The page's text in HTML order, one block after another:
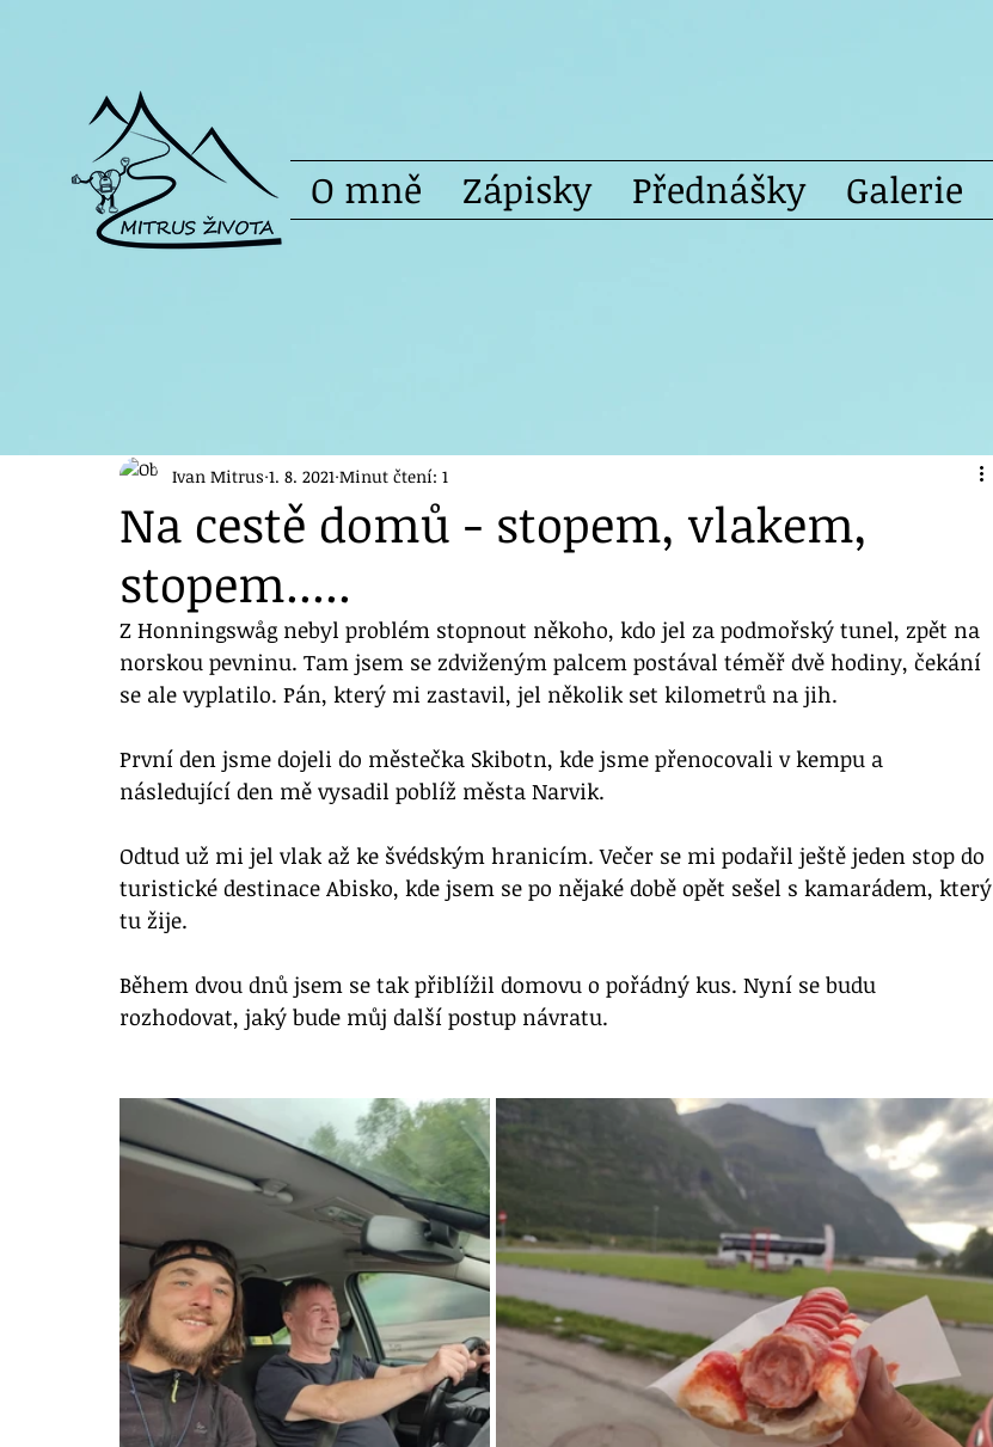
O mně Zápisky Přednášky Galerie
Na cestě domů - stopem, vlakem,
stopem.....
Ivan Mitrus 1. 8. 2021 Minut čtení: 1
Z Honningswåg nebyl problém stopnout někoho, kdo jel za podmořský tunel, zpět na
norskou pevninu. Tam jsem se zdviženým palcem postával téměř dvě hodiny, čekání
se ale vyplatilo. Pán, který mi zastavil, jel několik set kilometrů na jih.
První den jsme dojeli do městečka Skibotn, kde jsme přenocovali v kempu a
následující den mě vysadil poblíž města Narvik.
Odtud už mi jel vlak až ke švédským hranicím. Večer se mi podařil ještě jeden stop do
turistické destinace Abisko, kde jsem se po nějaké době opět sešel s kamarádem, který
tu žije.
Během dvou dnů jsem se tak přiblížil domovu o pořádný kus. Nyní se budu
rozhodovat, jaký bude můj další postup návratu.